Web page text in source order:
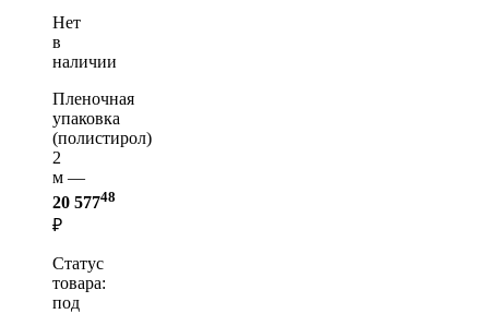
Нет
в
наличии
Пленочная
упаковка
(полистирол)
2
м —
20 57748
₽
Статус
товара:
под